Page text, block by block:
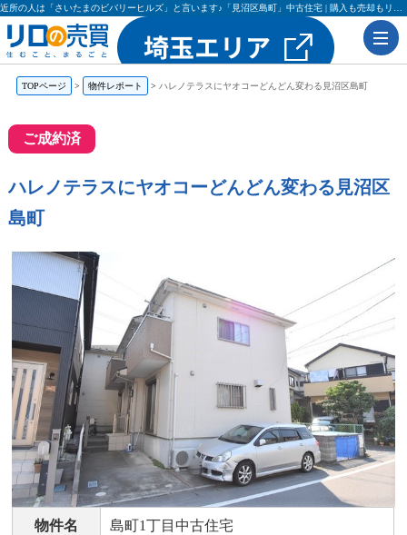
TOPページ 物件レポート ハレノテラスにヤオコーどんどん変わる見沼区島町
ご成約済
ハレノテラスにヤオコーどんどん変わる見沼区
島町
物件名 島町1丁目中古住宅